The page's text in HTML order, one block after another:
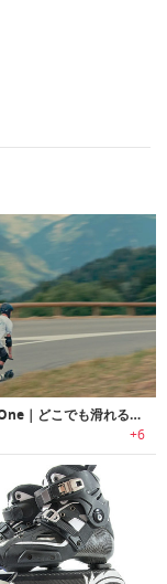
Skwheel One｜どこでも滑れる新感覚型電動スキー
+6